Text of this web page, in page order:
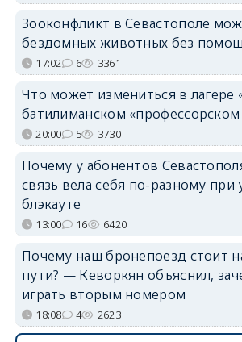
Зооконфликт в Севастополе
бездомных животных без
17:02 6 3361
Что может измениться в лагере
батилиманском «профессорском
20:00 5 3730
Почему у абонентов
связь вела себя по-разному при
блэкауте
13:00 16 6420
Почему наш бронепоезд стоит
пути? — Кеворкян объяснил,
играть вторым номером
18:08 4 2623